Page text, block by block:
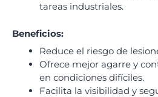
tareas industriales.
Beneficios:
Reduce el riesgo de
Ofrece mejor agarre y
en condiciones difíciles.
Facilita la visibilidad y